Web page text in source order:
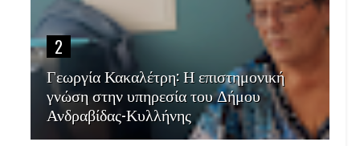
2
Γεωργία Κακαλέτρη: Η επιστημονική
γνώση στην υπηρεσία του Δήμου
Ανδραβίδας-Κυλλήνης